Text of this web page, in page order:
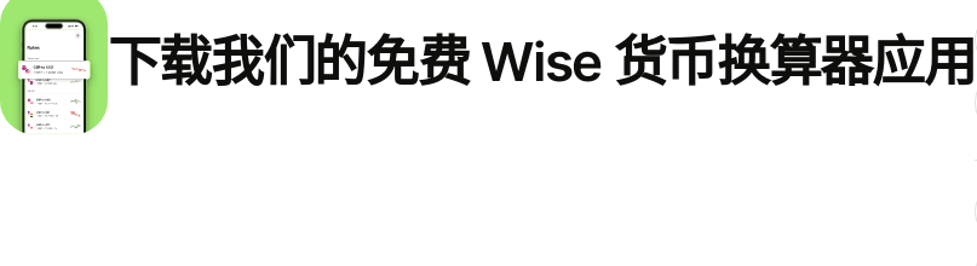
下载我们的免费 Wise 货币换算器应用